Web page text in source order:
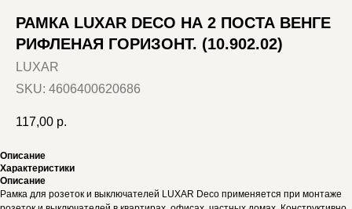
РАМКА LUXAR DECO НА 2 ПОСТА ВЕНГЕ
РИФЛЕНАЯ ГОРИЗОНТ. (10.902.02)
LUXAR
SKU: 4606400620686
117,00 р.
Описание
Характеристики
Описание
Рамка для розеток и выключателей LUXAR Deco применяется при монтаже